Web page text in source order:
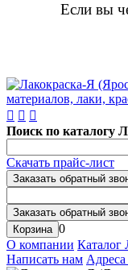
Если вы
Поиск по каталогу
Скачать прайс-лист
Заказать обратный
Заказать обратный
Корзина 0
О компании
Написать нам